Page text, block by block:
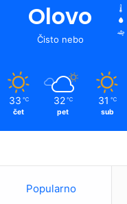
Olovo
Čisto nebo
33 ℃
čet
32 ℃
pet
31 ℃
sub
Popularno